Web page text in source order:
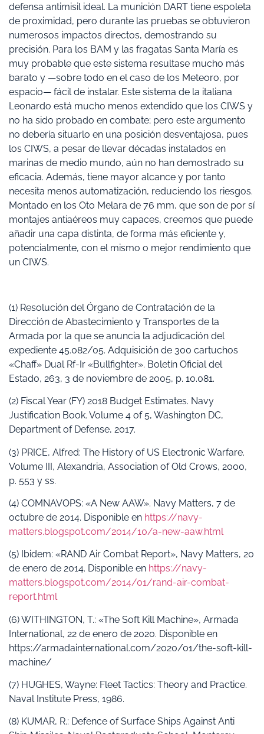
defensa antimisil ideal. La munición DART tiene espoleta
de proximidad, pero durante las pruebas se obtuvieron
numerosos impactos directos, demostrando su
precisión. Para los BAM y las fragatas Santa María es
muy probable que este sistema resultase mucho más
barato y —sobre todo en el caso de los Meteoro, por
espacio— fácil de instalar. Este sistema de la italiana
Leonardo está mucho menos extendido que los CIWS y
no ha sido probado en combate; pero este argumento
no debería situarlo en una posición desventajosa, pues
los CIWS, a pesar de llevar décadas instalados en
marinas de medio mundo, aún no han demostrado su
eficacia. Además, tiene mayor alcance y por tanto
necesita menos automatización, reduciendo los riesgos.
Montado en los Oto Melara de 76 mm, que son de por sí
montajes antiaéreos muy capaces, creemos que puede
añadir una capa distinta, de forma más eficiente y,
potencialmente, con el mismo o mejor rendimiento que
un CIWS.
(1) Resolución del Órgano de Contratación de la
Dirección de Abastecimiento y Transportes de la
Armada por la que se anuncia la adjudicación del
expediente 45.082/05. Adquisición de 300 cartuchos
«Chaff» Dual Rf-Ir «Bullfighter». Boletín Oficial del
Estado, 263, 3 de noviembre de 2005, p. 10.081.
(2) Fiscal Year (FY) 2018 Budget Estimates. Navy
Justification Book. Volume 4 of 5, Washington DC,
Department of Defense, 2017.
(3) PRICE, Alfred: The History of US Electronic Warfare.
Volume III, Alexandria, Association of Old Crows, 2000,
p. 553 y ss.
(4) COMNAVOPS: «A New AAW». Navy Matters, 7 de
octubre de 2014. Disponible en https://navy-
matters.blogspot.com/2014/10/a-new-aaw.html
(5) Ibidem: «RAND Air Combat Report», Navy Matters, 20
de enero de 2014. Disponible en https://navy-
matters.blogspot.com/2014/01/rand-air-combat-
report.html
(6) WITHINGTON, T.: «The Soft Kill Machine», Armada
International, 22 de enero de 2020. Disponible en
https://armadainternational.com/2020/01/the-soft-kill-
machine/
(7) HUGHES, Wayne: Fleet Tactics: Theory and Practice.
Naval Institute Press, 1986.
(8) KUMAR, R.: Defence of Surface Ships Against Anti